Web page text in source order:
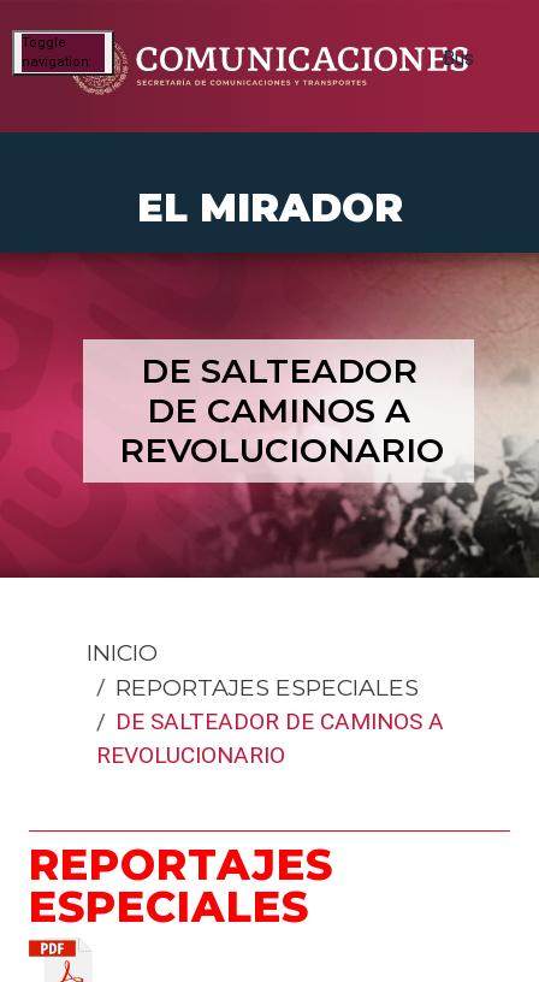
Toggle
navigation
EL MIRADOR
DE SALTEADOR
DE CAMINOS A
REVOLUCIONARIO
INICIO
REPORTAJES ESPECIALES
DE SALTEADOR DE CAMINOS A
REVOLUCIONARIO
REPORTAJES
ESPECIALES